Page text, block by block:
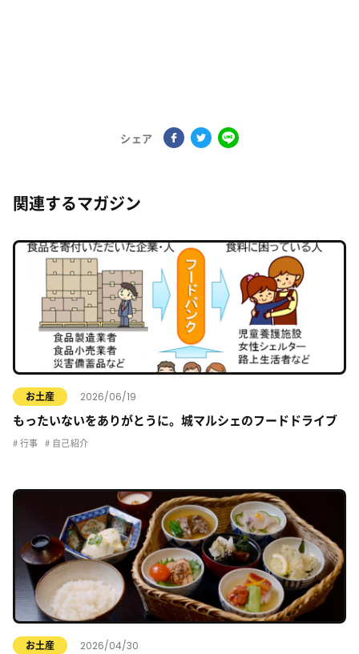
シェア
関連するマガジン
お土産 2026/06/19
もったいないをありがとうに。城マルシェのフードドライブ
行事 自己紹介
お土産 2026/04/30